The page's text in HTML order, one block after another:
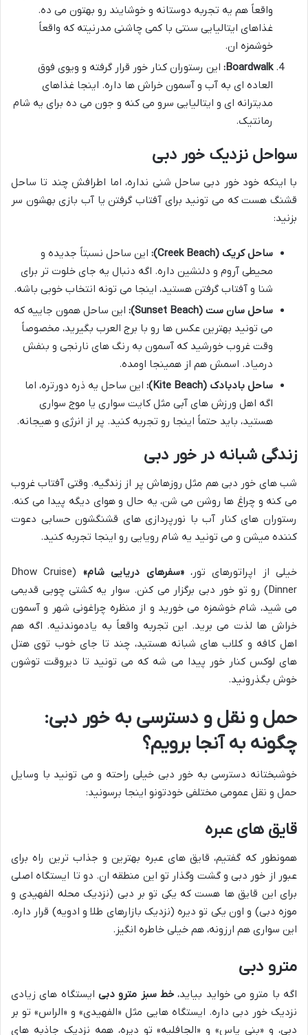
واقعاً هم یه تجربه دوستانه و خوشایند رو بهتون می ده.
غذاهای ایتالیایی سنتی با کمی چاشنی مدرنیته که واقعاً
خوشمزه ان.
Boardwalk: این رستوران کنار خور قرار گرفته و ویوی فوق
العاده ای به آب و آسمون خراش ها داره. اینجا غذاهای
مدیترانه ای و ایتالیایی سرو می کنه و جون می ده برای یه شام
رمانتیک.
سواحل نزدیک خور دبی
با اینکه خود خور دبی ساحل شنی نداره، اما اطرافش چند تا ساحل
قشنگ هست که می تونید برای آفتاب گرفتن یا آب بازی بهشون سر
بزنید:
ساحل کریک (Creek Beach):
این ساحل نسبتاً جدیده و
محیطی آروم و دلنشین داره. اگه دنبال یه جای خلوت تر برای
شنا و آفتاب گرفتن هستید، اینجا می تونه انتخاب خوبی باشه.
ساحل سان ست (Sunset Beach):
این ساحل همون جاییه که
می تونید بهترین عکس ها رو با برج العرب بگیرید، مخصوصاً
وقت غروب خورشید که آسمون به رنگ های نارنجی و بنفش
درمیاد. اسمش هم از همینجا اومده.
ساحل بادبادک (Kite Beach):
این ساحل یه ذره دورتره، اما
اگه اهل ورزش های آبی مثل کایت سواری یا موج سواری
هستید، باید حتماً اینجا رو تجربه کنید. پر از انرژی و هیجانه.
زندگی شبانه در خور دبی
شب های خور دبی هم مثل روزهاش پر از زندگیه. وقتی آفتاب غروب
می کنه و چراغ ها روشن می شن، یه حال و هوای دیگه پیدا می کنه.
رستوران های کنار آب با نورپردازی های قشنگشون حسابی دعوت
کننده میشن و می تونید یه شام رویایی رو اینجا تجربه کنید.
خیلی از اپراتورهای تور،«سفرهای دریایی شام»
(Dhow Cruise
Dinner) رو تو خور دبی برگزار می کنن. سوار یه کشتی چوبی قدیمی
می شید، شام خوشمزه می خورید و از منظره چراغونی شهر و آسمون
خراش ها لذت می برید. این تجربه واقعاً به یادموندنیه. اگه هم
اهل کافه و کلاب های شبانه هستید، چند تا جای خوب توی هتل
های لوکس کنار خور پیدا می شه که می تونید تا دیروقت توشون
خوش بگذرونید.
حمل و نقل و دسترسی به خور دبی:
چگونه به آنجا برویم؟
خوشبختانه دسترسی به خور دبی خیلی راحته و می تونید با وسایل
حمل و نقل عمومی مختلفی خودتونو اینجا برسونید:
قایق های عبره
همونطور که گفتیم، قایق های عبره بهترین و جذاب ترین راه برای
عبور از خور دبی و گشت وگذار تو این منطقه ان. دو تا ایستگاه اصلی
برای این قایق ها هست که یکی تو بر دبی (نزدیک محله الفهیدی و
موزه دبی) و اون یکی تو دیره (نزدیک بازارهای طلا و ادویه) قرار داره.
این سواری هم ارزونه، هم خیلی خاطره انگیز.
مترو دبی
اگه با مترو می خواید بیاید، خط سبز مترو دبی ایستگاه های زیادی
نزدیک خور دبی داره. ایستگاه هایی مثل «الفهیدی» و «الراس» تو بر
دبی، و «بنی یاس» و «الجافلیه» تو دیره، همه نزدیک جاذبه های